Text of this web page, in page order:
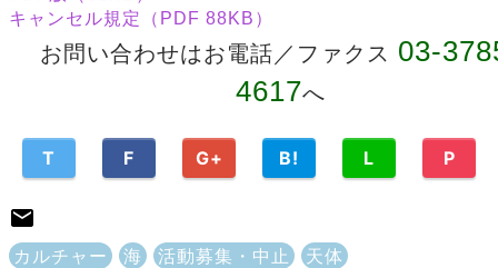
キャンセル規定（PDF 88KB）
お問い合わせはお電話／ファクス 03-
4617へ
T F G+ B! L P
カルチャー 海 活動募集・中止 天体